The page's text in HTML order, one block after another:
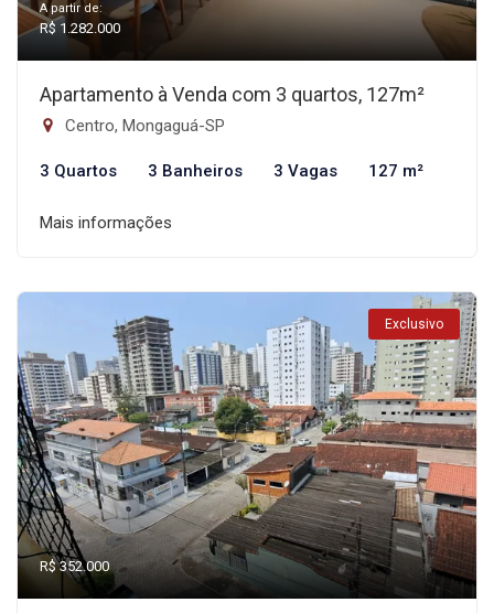
A partir de:
R$ 1.282.000
Apartamento à Venda com 3 quartos, 127m²
Centro, Mongaguá-SP
3 Quartos 3 Banheiros 3 Vagas 127 m²
Mais informações
Exclusivo
R$ 352.000